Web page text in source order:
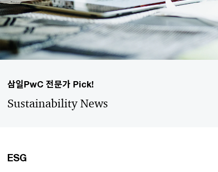
삼일PwC 전문가 Pick!
Sustainability News
ESG